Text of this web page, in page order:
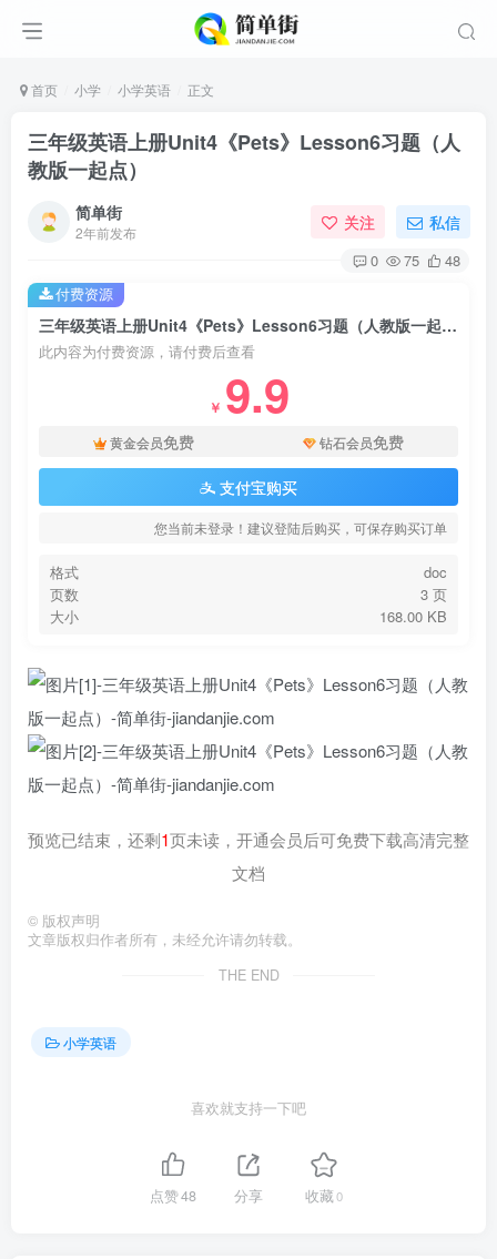
首页 小学 小学英语 正文
三年级英语上册Unit4《Pets》Lesson6习题（人
教版一起点）
简单街
2年前发布 关注 私信
0 75 48
三年级英语上册Unit4《Pets》Lesson6习题（人教版一起点）
此内容为付费资源，请付费后查看
￥ 9.9
黄金会员免费 钻石会员免费
支付宝购买
您当前未登录！建议登陆后购买，可保存购买订单
格式
doc
页数
3 页
大小
168.00 KB
付费资源
预览已结束，还剩1页未读，开通会员后可免费下载高清完整
文档
© 版权声明
文章版权归作者所有，未经允许请勿转载。
THE END
小学英语
喜欢就支持一下吧
点赞48 分享 收藏0